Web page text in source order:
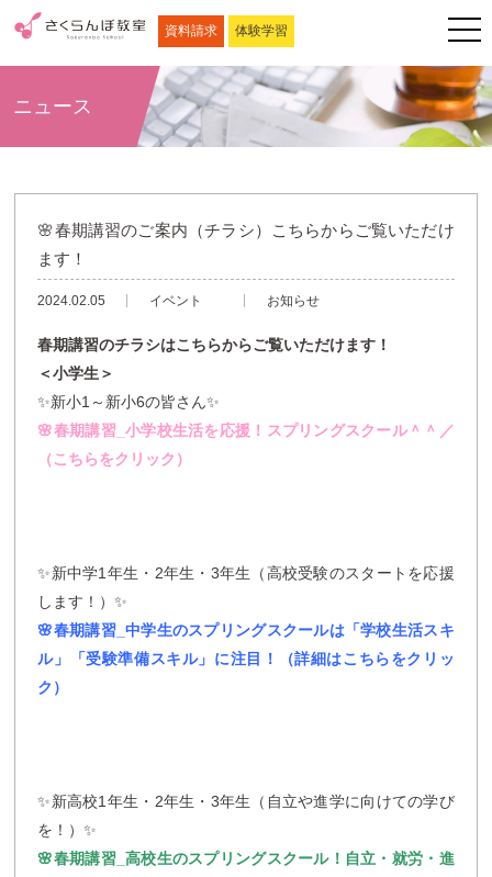
資料請求 体験学習
ニュース
🌸春期講習のご案内（チラシ）こちらからご覧いただけ
ます！
2024.02.05 イベント お知らせ
春期講習のチラシはこちらからご覧いただけます！
＜小学生＞
✨新小1～新小6の皆さん✨
🌸春期講習_小学校生活を応援！スプリングスクール＾＾／
（こちらをクリック）
✨新中学1年生・2年生・3年生（高校受験のスタートを応援
します！）✨
🌸春期講習_中学生のスプリングスクールは「学校生活スキ
ル」「受験準備スキル」に注目！（詳細はこちらをクリッ
ク）
✨新高校1年生・2年生・3年生（自立や進学に向けての学び
を！）✨
🌸春期講習_高校生のスプリングスクール！自立・就労・進